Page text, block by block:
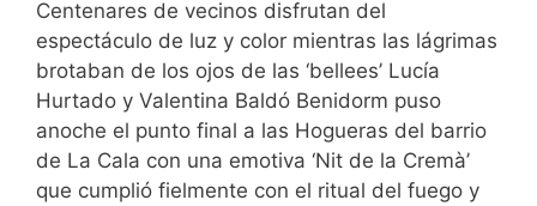
Centenares de vecinos disfrutan del
espectáculo de luz y color mientras las lágrimas
brotaban de los ojos de las ‘bellees’ Lucía
Hurtado y Valentina Baldó Benidorm puso
anoche el punto final a las Hogueras del barrio
de La Cala con una emotiva ‘Nit de la Cremà’
que cumplió fielmente con el ritual del fuego y